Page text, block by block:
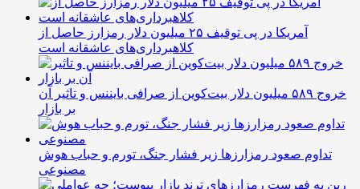
آمریکا در پی توقیف ۲۵ میلیون دلار رمزارز حاصل از
کلاهبرداری‌های عاشقانه است
خروج ۵۸۹ میلیون دلار بیت‌کوین از صرافی بایننس و تاثیر آن
بر بازار
تداوم صعود رمزارزها زیر فشار جنگ، تورم و حباب هوش
مصنوعی